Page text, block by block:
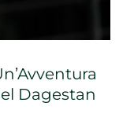
Dagestan